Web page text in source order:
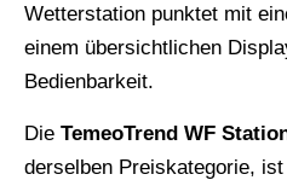
Wetterstation punktet mit
einem übersichtlichen
Bedienbarkeit.
Die TemeoTrend WF
derselben Preiskategorie,